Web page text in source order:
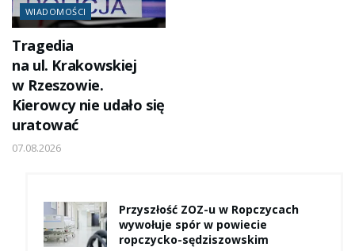
WIADOMOŚCI
Tragedia
na ul. Krakowskiej
w Rzeszowie.
Kierowcy nie udało się
uratować
07.08.2026
Przyszłość ZOZ-u w Ropczycach
wywołuje spór w powiecie
ropczycko-sędziszowskim